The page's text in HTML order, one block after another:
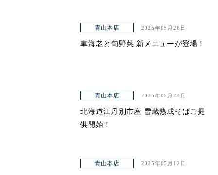
青山本店 2025年05月26日
車海老と旬野菜 新メニューが登場！
青山本店 2025年05月23日
北海道江丹別市産 雪蔵熟成そばご提
供開始！
青山本店 2025年05月12日